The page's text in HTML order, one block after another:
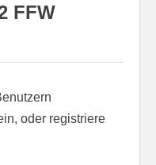
FFW
oder registriere